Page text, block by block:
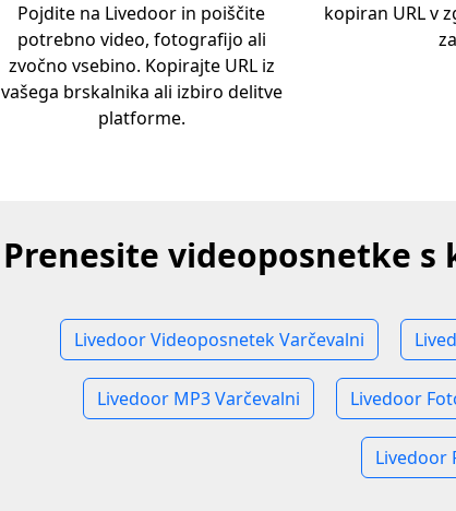
Pojdite na Livedoor in poiščite
potrebno video, fotografijo ali
zvočno vsebino. Kopirajte URL iz
vašega brskalnika ali izbiro delitve
platforme.
kopiran URL v
Prenesite videoposnetke
Livedoor Videoposnetek Varčevalni
Livedoor MP3 Varčevalni Livedoor
Livedoor